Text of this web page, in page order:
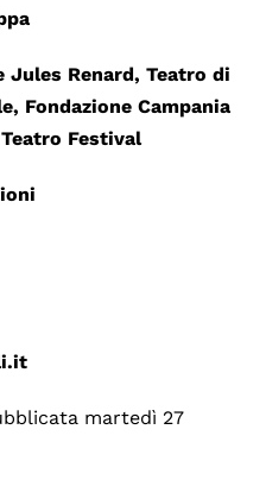
Jules Renard, Teatro di
Fondazione Campania
Festival
martedì 27